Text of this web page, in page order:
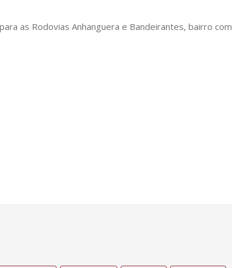
as Rodovias Anhanguera e Bandeirantes, bairro com